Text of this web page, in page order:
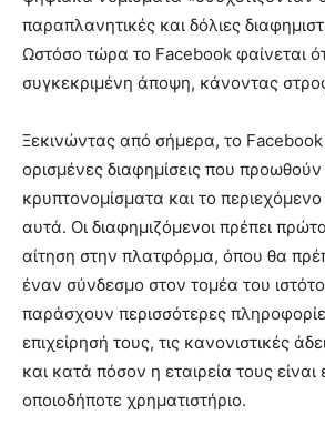
παραπλανητικές και δόλιες
Ωστόσο τώρα το Facebook φαίνεται
συγκεκριμένη άποψη, κάνοντας
Ξεκινώντας από σήμερα, το Facebook
ορισμένες διαφημίσεις που προωθούν
κρυπτονομίσματα και το περιεχόμενο
αυτά. Οι διαφημιζόμενοι πρέπει
αίτηση στην πλατφόρμα, όπου θα
έναν σύνδεσμο στον τομέα του
παράσχουν περισσότερες
επιχείρησή τους, τις κανονιστικές
και κατά πόσον η εταιρεία τους είναι
οποιοδήποτε χρηματιστήριο.